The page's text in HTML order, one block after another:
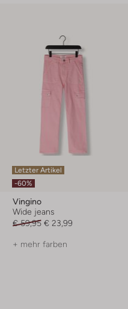
Letzter Artikel
-60%
Vingino
Wide jeans
€ 59,95 € 23,99
+ mehr farben